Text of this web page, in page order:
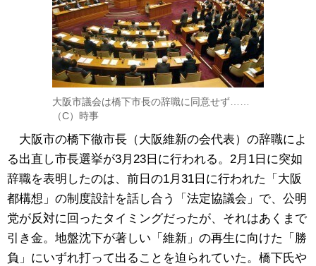
大阪市議会は橋下市長の辞職に同意せず……
（C）時事
大阪市の橋下徹市長（大阪維新の会代表）の辞職によ
る出直し市長選挙が3月23日に行われる。2月1日に突如
辞職を表明したのは、前日の1月31日に行われた「大阪
都構想」の制度設計を話し合う「法定協議会」で、公明
党が反対に回ったタイミングだったが、それはあくまで
引き金。地盤沈下が著しい「維新」の再生に向けた「勝
負」にいずれ打って出ることを迫られていた。橋下氏や